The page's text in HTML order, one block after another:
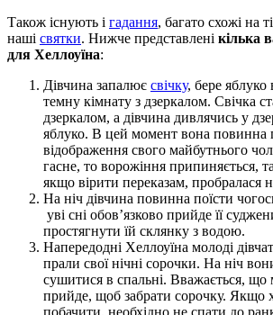
Також існують і гадання, багато схожі на
наші святки. Нижче представлені кілька
для Хеллоуїна:
Дівчина запалює свічку, бере яблуко
темну кімнату з дзеркалом. Свічка
дзеркалом, а дівчина дивлячись у
яблуко. В цей момент вона повинна
відображення свого майбутнього
гасне, то ворожіння припиняється,
якщо вірити переказам, пробралася
На ніч дівчина повинна поїсти
уві сні обов’язково прийде її
простягнути їй склянку з водою.
Напередодні Хеллоуїна молоді
прали свої нічні сорочки. На ніч
сушитися в спальні. Вважається, що
прийде, щоб забрати сорочку. Якщо
побачити, необхідно не спати до